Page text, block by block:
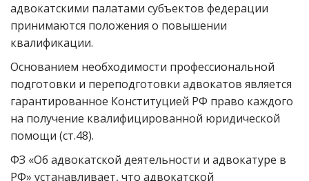
адвокатскими палатами субъектов федерации
принимаются положения о повышении
квалификации.
Основанием необходимости профессиональной
подготовки и переподготовки адвокатов является
гарантированное Конституцией РФ право каждого
на получение квалифицированной юридической
помощи (ст.48).
ФЗ «Об адвокатской деятельности и адвокатуре в
РФ» устанавливает, что адвокатской